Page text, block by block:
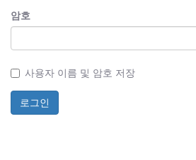
암호
사용자 이름 및 암호 저장